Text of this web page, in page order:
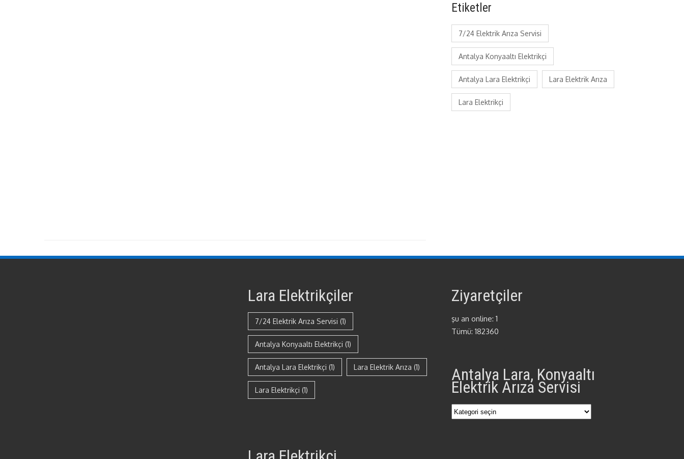
Etiketler
7/24 Elektrik Arıza Servisi
Antalya Konyaaltı Elektrikçi
Antalya Lara Elektrikçi Lara Elektrik Arıza
Lara Elektrikçi
Lara Elektrikçiler
7/24 Elektrik Arıza Servisi (1)
Antalya Konyaaltı Elektrikçi (1)
Antalya Lara Elektrikçi (1) Lara Elektrik Arıza (1)
Lara Elektrikçi (1)
Ziyaretçiler
şu an online: 1
Tümü: 182360
Antalya Lara, Konyaaltı
Elektrik Arıza Servisi
Antalya